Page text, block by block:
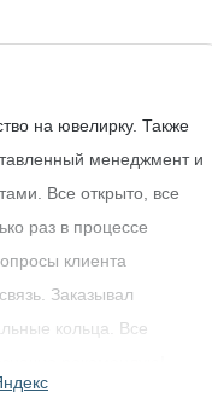
на ювелирку. Также
менеджмент и
Все открыто, все
раз в процессе
клиента
Заказывал
кольца. Все